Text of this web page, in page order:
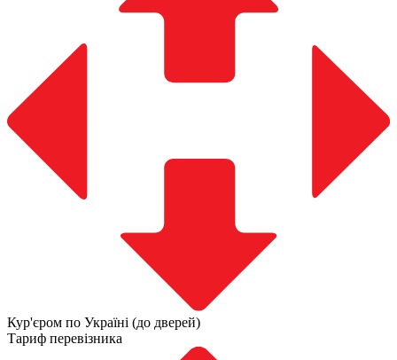
Кур'єром по Україні (до дверей)
Тариф перевізника